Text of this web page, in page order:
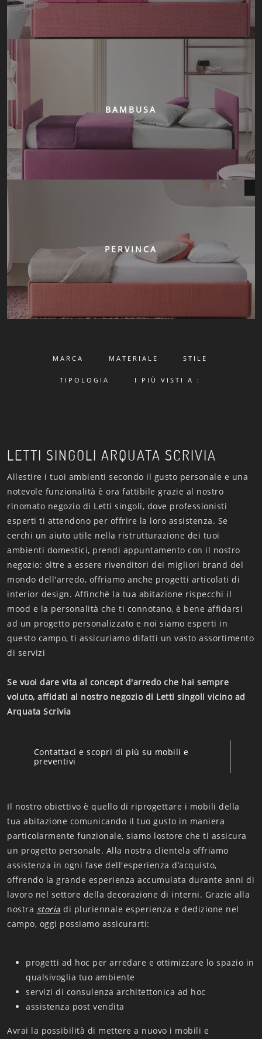
BAMBUSA
PERVINCA
MARCA MATERIALE STILE
TIPOLOGIA I PIÙ VISTI A :
LETTI SINGOLI ARQUATA SCRIVIA
Allestire i tuoi ambienti secondo il gusto personale e una
notevole funzionalità è ora fattibile grazie al nostro
rinomato negozio di Letti singoli, dove professionisti
esperti ti attendono per offrire la loro assistenza. Se
cerchi un aiuto utile nella ristrutturazione dei tuoi
ambienti domestici, prendi appuntamento con il nostro
negozio: oltre a essere rivenditori dei migliori brand del
mondo dell'arredo, offriamo anche progetti articolati di
interior design. Affinchè la tua abitazione rispecchi il
mood e la personalità che ti connotano, è bene affidarsi
ad un progetto personalizzato e noi siamo esperti in
questo campo, ti assicuriamo difatti un vasto assortimento
di servizi
Se vuoi dare vita al concept d'arredo che hai sempre
voluto, affidati al nostro negozio di Letti singoli vicino ad
Arquata Scrivia
Contattaci e scopri di più su mobili e
preventivi
Il nostro obiettivo è quello di riprogettare i mobili della
tua abitazione comunicando il tuo gusto in maniera
particolarmente funzionale, siamo lostore che ti assicura
un progetto personale. Alla nostra clientela offriamo
assistenza in ogni fase dell'esperienza d’acquisto,
offrendo la grande esperienza accumulata durante anni di
lavoro nel settore della decorazione di interni. Grazie alla
nostra storia di pluriennale esperienza e dedizione nel
campo, oggi possiamo assicurarti:
progetti ad hoc per arredare e ottimizzare lo spazio in
qualsivoglia tuo ambiente
servizi di consulenza architettonica ad hoc
assistenza post vendita
Avrai la possibilità di mettere a nuovo i mobili e